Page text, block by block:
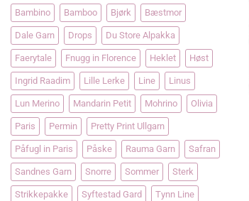
Bambino Bamboo Bjørk Bæstmor
Dale Garn Drops Du Store Alpakka
Faerytale Fnugg in Florence Heklet Høst
Ingrid Raadim Lille Lerke Line Linus
Lun Merino Mandarin Petit Mohrino Olivia
Paris Permin Pretty Print Ullgarn
Påfugl in Paris Påske Rauma Garn Safran
Sandnes Garn Snorre Sommer Sterk
Strikkepakke Syftestad Gard Tynn Line